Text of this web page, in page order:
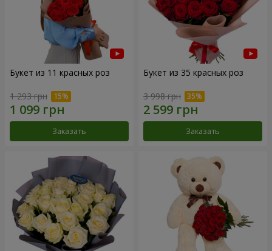
Букет из 11 красных роз
1 293 грн
Заказать
Букет из 35 красных роз
3 998 грн
Заказать